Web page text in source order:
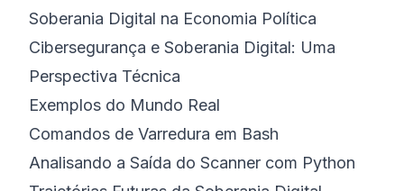
Soberania Digital na Economia Política
Cibersegurança e Soberania Digital: Uma
Perspectiva Técnica
Exemplos do Mundo Real
Comandos de Varredura em Bash
Analisando a Saída do Scanner com Python